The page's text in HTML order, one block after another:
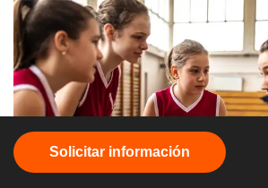
Solicitar información